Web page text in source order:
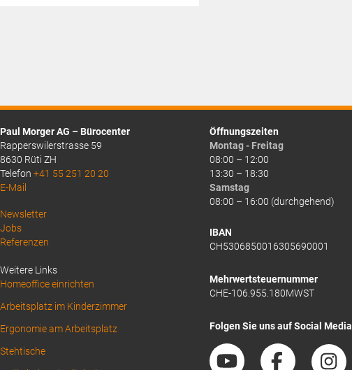
Paul Morger AG – Bürocenter
Rapperswilerstrasse 59
8630 Rüti ZH
Telefon +41 55 251 20 20
E-Mail
Above
Footer
Newsletter
Jobs
Referenzen
Weitere Links
Homeoffice einrichten
Arbeitsplatz im Kinderzimmer
Ergonomie am Arbeitsplatz
Stehtische
Öffnungszeiten
Montag - Freitag
08:00 – 12:00
13:30 – 18:30
Samstag
08:00 – 16:00 (durchgehend)
IBAN
CH5306850016305690001
Mehrwertsteuernummer
CHE-106.955.180MWST
Folgen Sie uns auf Social Media